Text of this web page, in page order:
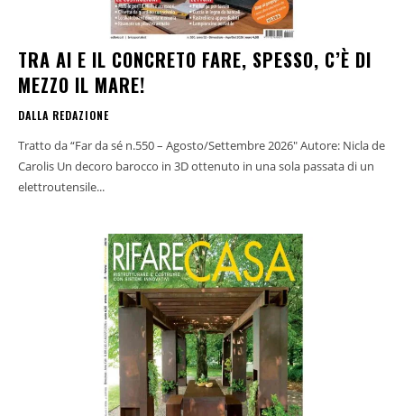
TRA AI E IL CONCRETO FARE, SPESSO, C’È DI
MEZZO IL MARE!
DALLA REDAZIONE
Tratto da “Far da sé n.550 – Agosto/Settembre 2026" Autore: Nicla de
Carolis Un decoro barocco in 3D ottenuto in una sola passata di un
elettroutensile...